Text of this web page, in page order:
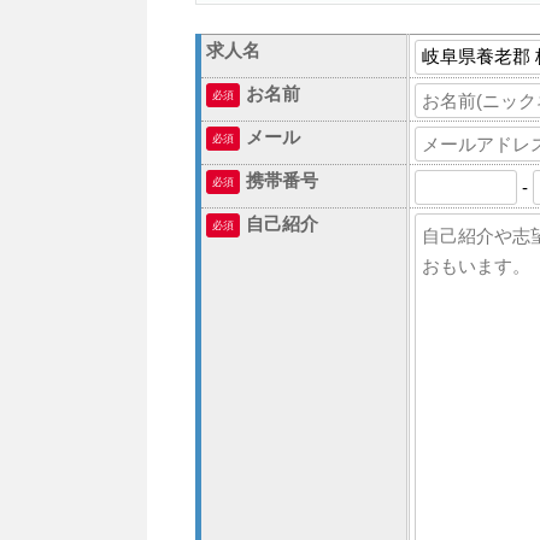
求人名
必須 お名前
必須 メール
必須 携帯番号 -
必須 自己紹介